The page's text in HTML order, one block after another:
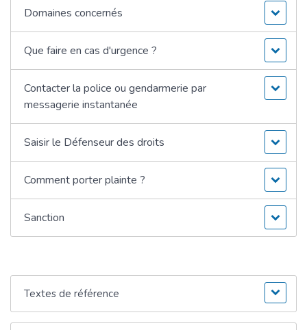
Domaines concernés
Que faire en cas d'urgence ?
Contacter la police ou gendarmerie par
messagerie instantanée
Saisir le Défenseur des droits
Comment porter plainte ?
Sanction
Textes de référence